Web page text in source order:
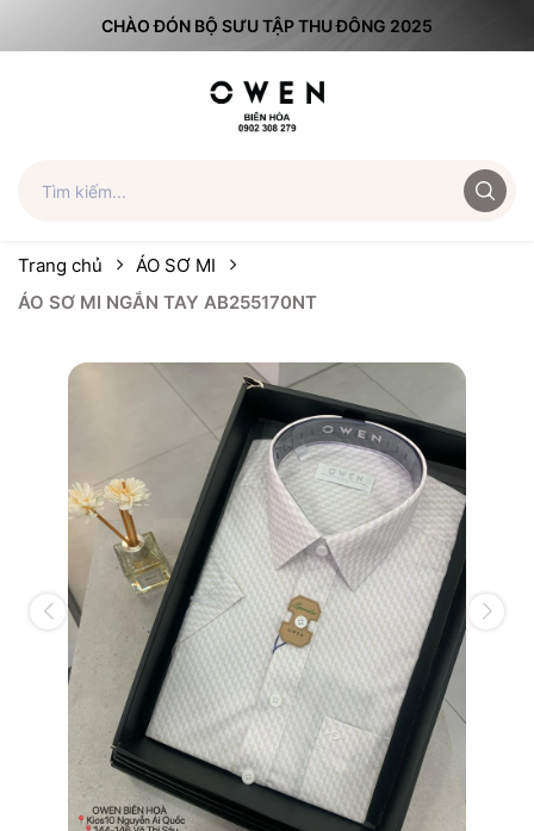
CHÀO ĐÓN BỘ SƯU TẬP THU ĐÔNG 2025
Trang chủ
ÁO SƠ MI
ÁO SƠ MI NGẮN TAY AB255170NT